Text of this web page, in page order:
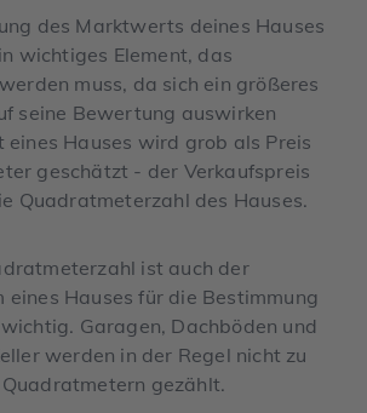
des Marktwerts deines Hauses
wichtiges Element, das
muss, da sich ein größeres
seine Bewertung auswirken
eines Hauses wird grob als Preis
geschätzt - der Verkaufspreis
Quadratmeterzahl des Hauses.
ist auch der
eines Hauses für die Bestimmung
Garagen, Dachböden und
werden in der Regel nicht zu
gezählt.